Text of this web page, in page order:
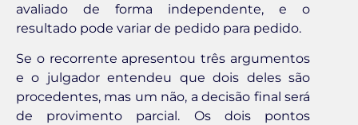
avaliado de forma independente, e o
resultado pode variar de pedido para pedido.
Se o recorrente apresentou três argumentos
e o julgador entendeu que dois deles são
procedentes, mas um não, a decisão final será
de provimento parcial. Os dois pontos